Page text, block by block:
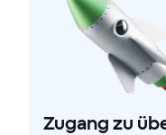
Zugang zu